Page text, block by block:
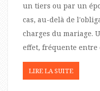
un tiers ou par un
cas, au-delà de
charges du mariage.
effet, fréquente entre
LIRE LA SUITE